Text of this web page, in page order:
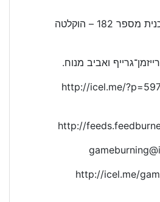
שורפים משחקים – תוכנית מספר 182 – הוקלטה
ואביב מנוח.
http://